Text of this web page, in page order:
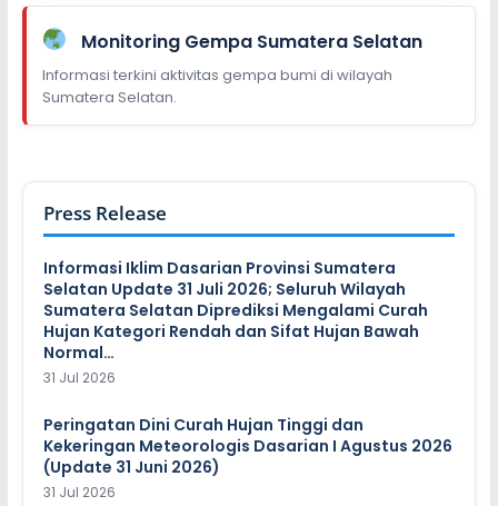
Monitoring Gempa Sumatera Selatan
Informasi terkini aktivitas gempa bumi di wilayah
Sumatera Selatan.
Press Release
Informasi Iklim Dasarian Provinsi Sumatera
Selatan Update 31 Juli 2026; Seluruh Wilayah
Sumatera Selatan Diprediksi Mengalami Curah
Hujan Kategori Rendah dan Sifat Hujan Bawah
Normal…
31 Jul 2026
Peringatan Dini Curah Hujan Tinggi dan
Kekeringan Meteorologis Dasarian I Agustus 2026
(Update 31 Juni 2026)
31 Jul 2026